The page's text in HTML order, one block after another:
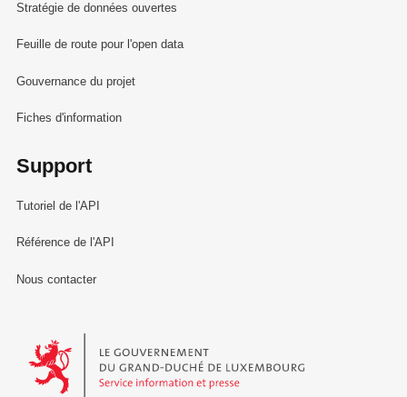
Stratégie de données ouvertes
Feuille de route pour l'open data
Gouvernance du projet
Fiches d'information
Support
Tutoriel de l'API
Référence de l'API
Nous contacter
Le Gouvernement du Grand-Duché de Luxembourg - Service